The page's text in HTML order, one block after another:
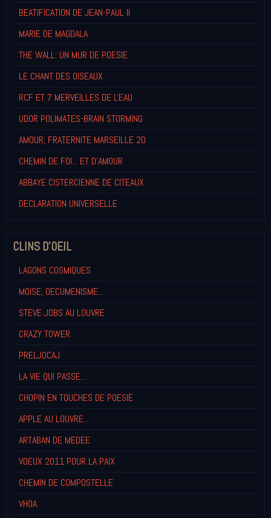
BEATIFICATION DE JEAN-PAUL II
MARIE DE MAGDALA
THE WALL: UN MUR DE POESIE
LE CHANT DES OISEAUX
RCF ET 7 MERVEILLES DE L'EAU
UDOR POLIMATES-BRAIN STORMING
AMOUR, FRATERNITE MARSEILLE 20
CHEMIN DE FOI... ET D'AMOUR
ABBAYE CISTERCIENNE DE CITEAUX
DECLARATION UNIVERSELLE
CLINS D'OEIL
LAGONS COSMIQUES
MOISE, OECUMENISME...
STEVE JOBS AU LOUVRE
CRAZY TOWER
PRELJOCAJ
LA VIE QUI PASSE...
CHOPIN EN TOUCHES DE POESIE
APPLE AU LOUVRE...
ARTABAN DE MEDEE
VOEUX 2011 POUR LA PAIX
CHEMIN DE COMPOSTELLE
VHOA